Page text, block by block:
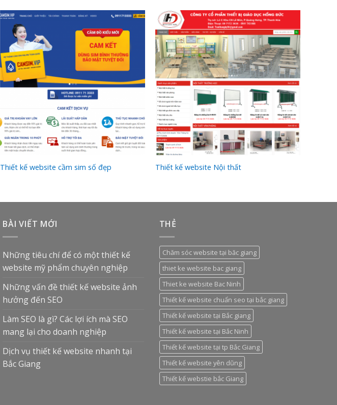
Thiết kế website cầm sim số đẹp Thiết kế website Nội thất
BÀI VIẾT MỚI
Những tiêu chí để có một thiết kế
website mỹ phẩm chuyên nghiệp
Những vấn đề thiết kế website ảnh
hưởng đến SEO
Làm SEO là gì? Các lợi ích mà SEO
mang lại cho doanh nghiệp
Dịch vụ thiết kế website nhanh tại
Bắc Giang
THẺ
Chăm sóc website tại băc giang
thiet ke website bac giang
Thiet ke website Bac Ninh
Thiết kế website chuẩn seo tại bắc giang
Thiết kế website tại Bắc giang
Thiết kế website tại Bắc Ninh
Thiết kế website tại tp Bắc Giang
Thiết kế website yên dũng
Thiết kế webstie bắc Giang